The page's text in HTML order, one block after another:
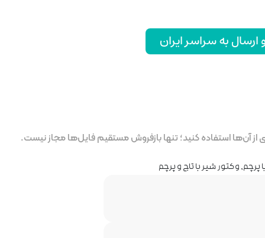
به سراسر ایران
آن‌ها استفاده کنید؛ تنها بازفروش مستقیم فایل‌ها مجاز نیست.
پرچم,وکتور شیر با تاج و پرچم